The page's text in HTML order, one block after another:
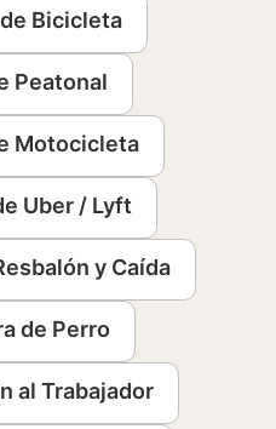
Bicicleta
Peatonal
Motocicleta
Uber / Lyft
y Caída
de Perro
al Trabajador